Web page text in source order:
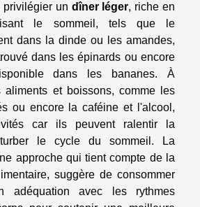
un dîner léger, riche en
le sommeil, tels que le
dans la dinde ou les amandes,
dans les épinards ou encore
dans les bananes. À
aliments et boissons, comme les
ou encore la caféine et l'alcool,
car ils peuvent ralentir la
le cycle du sommeil. La
approche qui tient compte de la
suggère de consommer
adéquation avec les rythmes